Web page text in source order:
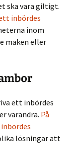
ska vara giltigt.
inbördes
inom
maken eller
ett inbördes
varandra. På
lösningar att